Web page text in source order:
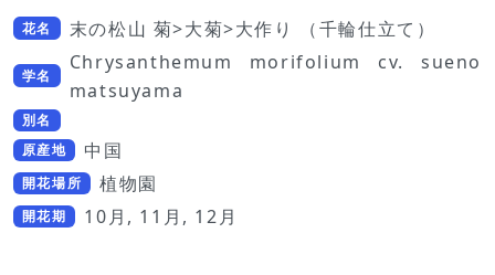
花名 末の松山 菊>大菊>大作り （千輪仕立て）
学名
Chrysanthemum morifolium cv. sueno
matsuyama
別名
原産地
中国
開花場所 植物園
開花期 10月, 11月, 12月